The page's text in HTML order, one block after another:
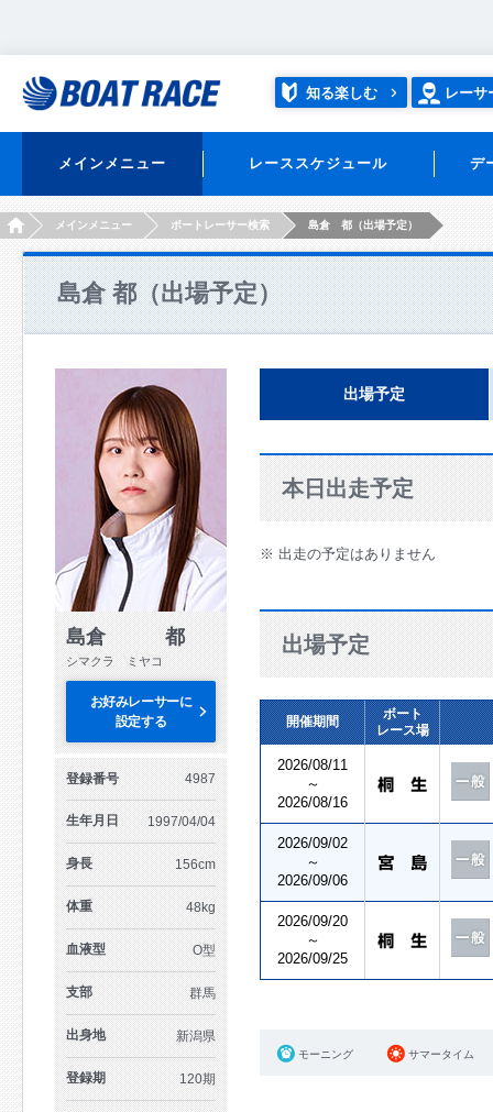
知る楽しむ レーサ
メインメニュー レーススケジュール デ
HOMEメインメニュー ボートレーサー検索 島倉 都（出場予定）
島倉 都（出場予定）
島倉 都
シマクラ ミヤコ
お好みレーサーに
設定する
登録番号 4987
生年月日 1997/04/04
身長 156cm
体重 48kg
血液型 O型
支部 群馬
出身地 新潟県
登録期 120期
出場予定
本日出走予定
※ 出走の予定はありません
出場予定
開催期間
ボート
レース場
2026/08/11
～
2026/08/16
2026/09/02
～
2026/09/06
2026/09/20
～
2026/09/25
モーニング サマータイム